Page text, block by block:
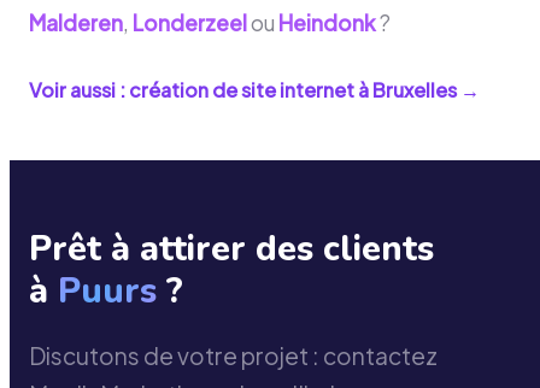
Malderen, Londerzeelou Heindonk?
Voir aussi : création de site internet àBruxelles→
Prêt à attirer des clients
à Puurs ?
Discutons de votre projet : contactez